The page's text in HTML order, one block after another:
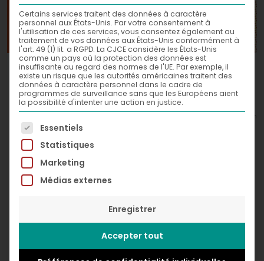
Kyûbi,2019
Acrylic and spray paint on canvas
80 x 80 cm
Certains services traitent des données à caractère
personnel aux États-Unis. Par votre consentement à
l'utilisation de ces services, vous consentez également au
traitement de vos données aux États-Unis conformément à
l'art. 49 (1) lit. a RGPD. La CJCE considère les États-Unis
comme un pays où la protection des données est
insuffisante au regard des normes de l'UE. Par exemple, il
existe un risque que les autorités américaines traitent des
données à caractère personnel dans le cadre de
programmes de surveillance sans que les Européens aient
la possibilité d'intenter une action en justice.
La liste suivante énumère les groupes de services
Essentiels
Statistiques
Marketing
Médias externes
Enregistrer
Accepter tout